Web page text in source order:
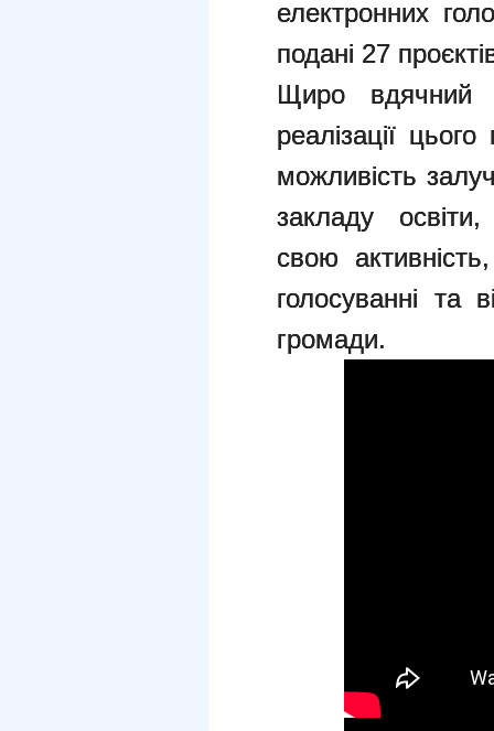
електронних
подані 27
Щиро вдячний
реалізації
можливість
закладу
свою
голосуванні та
громади.